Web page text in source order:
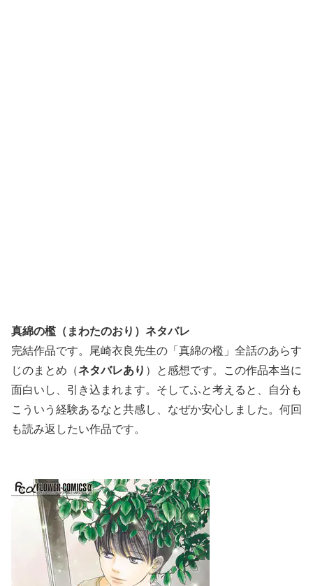
真綿の檻（まわたのおり）ネタバレ
完結作品です。尾崎衣良先生の「真綿の檻」全話のあらす
じのまとめ（ネタバレあり ）と感想です。この作品本当に
面白いし、引き込まれます。そしてふと考えると、自分も
こういう経験あるなと共感し、なぜか安心しました。何回
も読み返したい作品です。